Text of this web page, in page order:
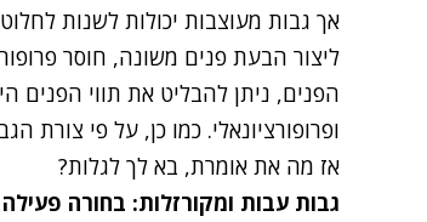
אך גבות מעוצבות יכולות לשנות
ליצור הבעת פנים משונה, חוסר
הפנים, ניתן להבליט את תווי הפנים
ופרופורציונאלי. כמו כן, על פי צורת
אז מה את אומרת, בא לך לגלות?
גבות עבות ומקורזלות: בחורה